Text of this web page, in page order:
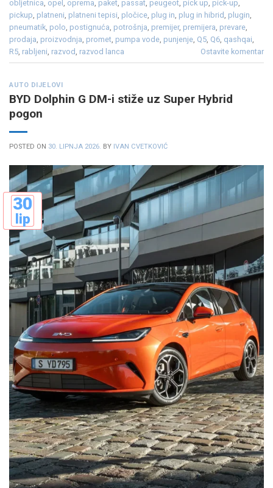
obljetnica opel oprema paket passat peugeot pick up pick-up
pickup platneni platneni tepisi pločice plug in plug in hibrid plugin
pneumatik polo postignuća potrošnja premijer, premijera prevare
prodaja proizvodnja promet pumpa vode punjenje Q5 Q6 qashqai
R5 rabljeni razvod razvod lanca Ostavite komentar
AUTO DIJELOVI
BYD Dolphin G DM-i stiže uz Super Hybrid
pogon
POSTED ON 30. LIPNJA 2026. BY IVAN CVETKOVIĆ
30
lip